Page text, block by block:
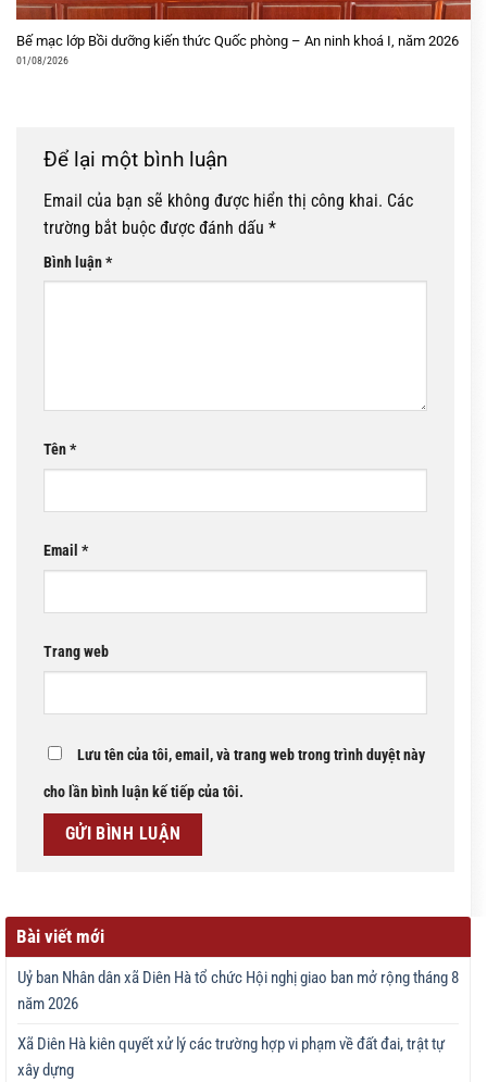
Bế mạc lớp Bồi dưỡng kiến thức Quốc phòng – An ninh khoá I, năm 2026
01/08/2026
Để lại một bình luận
Email của bạn sẽ không được hiển thị công khai. Các
trường bắt buộc được đánh dấu *
Bình luận*
Tên*
Email *
Trang web
Lưu tên của tôi, email, và trang web trong trình duyệt này
cho lần bình luận kế tiếp của tôi.
Bài viết mới
Uỷ ban Nhân dân xã Diên Hà tổ chức Hội nghị giao ban mở rộng tháng 8
năm 2026
Xã Diên Hà kiên quyết xử lý các trường hợp vi phạm về đất đai, trật tự
xây dựng